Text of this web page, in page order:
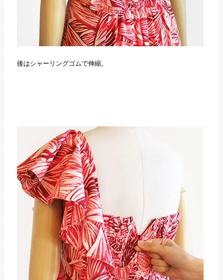
後はシャーリングゴムで伸縮。